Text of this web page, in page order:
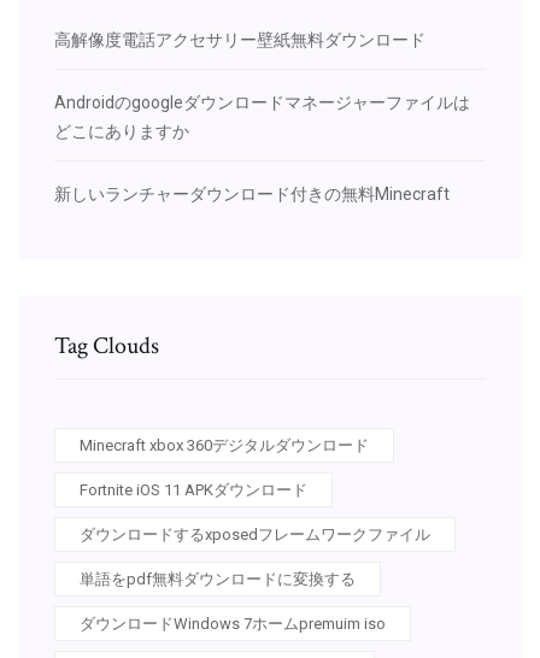
高解像度電話アクセサリー壁紙無料ダウンロード
Androidのgoogleダウンロードマネージャーファイルは
どこにありますか
新しいランチャーダウンロード付きの無料Minecraft
Tag Clouds
Minecraft xbox 360デジタルダウンロード
Fortnite iOS 11 APKダウンロード
ダウンロードするxposedフレームワークファイル
単語をpdf無料ダウンロードに変換する
ダウンロードWindows 7ホームpremuim iso